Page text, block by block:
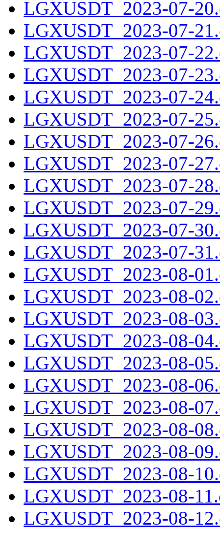
LGXUSDT_2023-07-
LGXUSDT_2023-07-
LGXUSDT_2023-07-
LGXUSDT_2023-07-
LGXUSDT_2023-07-
LGXUSDT_2023-07-
LGXUSDT_2023-07-
LGXUSDT_2023-07-
LGXUSDT_2023-07-
LGXUSDT_2023-07-
LGXUSDT_2023-07-
LGXUSDT_2023-07-
LGXUSDT_2023-08-
LGXUSDT_2023-08-
LGXUSDT_2023-08-
LGXUSDT_2023-08-
LGXUSDT_2023-08-
LGXUSDT_2023-08-
LGXUSDT_2023-08-
LGXUSDT_2023-08-
LGXUSDT_2023-08-
LGXUSDT_2023-08-
LGXUSDT_2023-08-
LGXUSDT_2023-08-